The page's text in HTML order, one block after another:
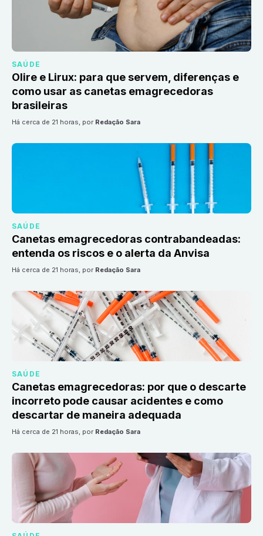
SAÚDE
Olire e Lirux: para que servem, diferenças e
como usar as canetas emagrecedoras
brasileiras
há cerca de 21 horas, por Redação Sara
SAÚDE
Canetas emagrecedoras contrabandeadas:
entenda os riscos e o alerta da Anvisa
há cerca de 21 horas, por Redação Sara
SAÚDE
Canetas emagrecedoras: por que o descarte
incorreto pode causar acidentes e como
descartar de maneira adequada
há cerca de 21 horas, por Redação Sara